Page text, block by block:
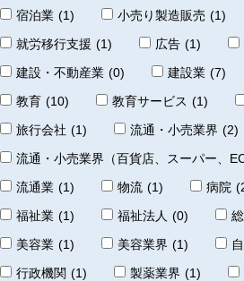
宿泊業 (1) 小売り製造販売 (1)
就労移行支援 (1) 広告 (1)
建設・不動産業 (0) 建設業 (7)
教育 (10) 教育サービス (1)
旅行会社 (1) 流通・小売業界 (2)
流通・小売業界（百貨店、スーパー、EC
流通業 (1) 物流 (1) 病院
福祉業 (1) 福祉法人 (0)
美容業 (1) 美容業界 (1)
行政機関 (1) 製薬業界 (1)